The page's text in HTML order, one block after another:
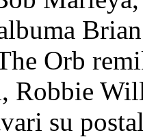
Orb
Robbie
su